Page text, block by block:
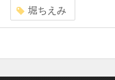
堀ちえみ